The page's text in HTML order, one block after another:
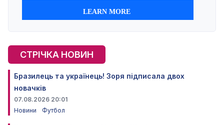
СТРІЧКА НОВИН
Бразилець та українець! Зоря підписала двох
новачків
07.08.2026 20:01
Новини
Футбол